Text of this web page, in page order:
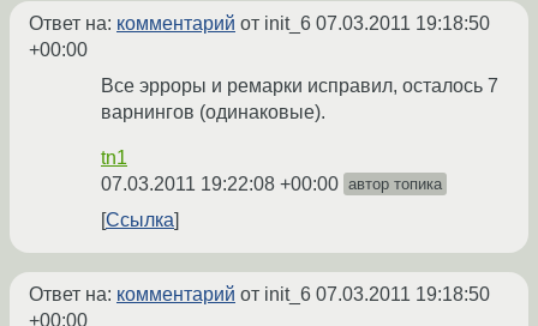
Ответ на: комментарий от init_6 07.03.2011 19:18:50
+00:00
Все эрроры и ремарки исправил, осталось 7
варнингов (одинаковые).
tn1
07.03.2011 19:22:08 +00:00 автор топика
Ссылка
Ответ на: комментарий от init_6 07.03.2011 19:18:50
+00:00